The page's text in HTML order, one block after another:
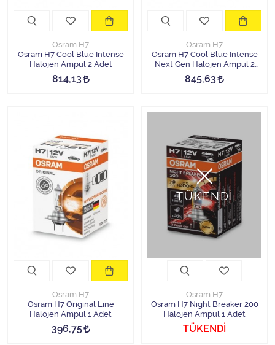
Kamyon Halojen Far Ampulü
Kamyon Halojen Park Ampulü
Kamyon Gösterge Ampulü
Osram H7
Osram H7 Cool Blue Intense
Halojen Ampul 2 Adet
814,13
Osram H7
Osram H7 Cool Blue Intense
Next Gen Halojen Ampul 2
Adet
845,63
Osram H7
Osram H7 Original Line
Halojen Ampul 1 Adet
396,75
TÜKENDİ
Osram H7
Osram H7 Night Breaker 200
Halojen Ampul 1 Adet
TÜKENDİ